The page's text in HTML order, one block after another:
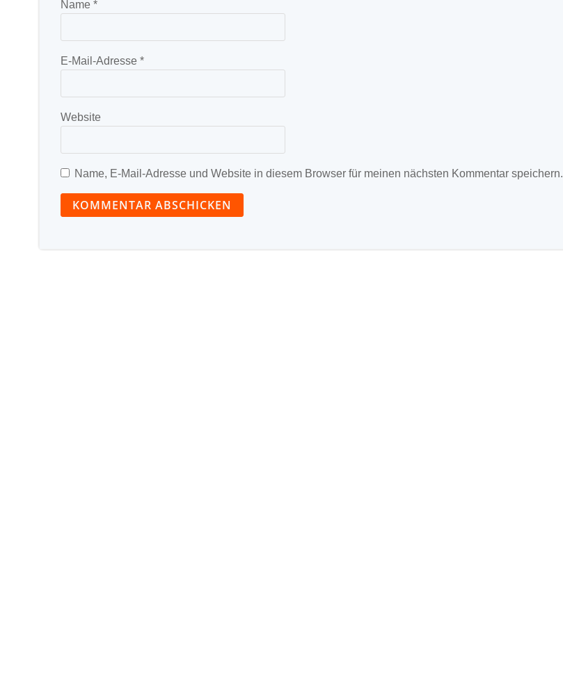
Name *
E-Mail-Adresse *
Website
Name, E-Mail-Adresse und Website in diesem Browser für meinen nächsten Kommentar speichern.